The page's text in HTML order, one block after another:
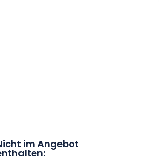
Sterne und der Mond bieten
der privaten Terrasse Ihrer
können, werden
Weitere Dienstleistungen
im Angebot